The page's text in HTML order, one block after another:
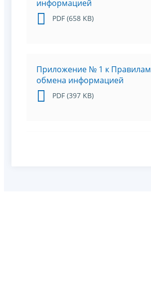
информацией
PDF (658 KB)
Приложение № 1 к Правилам
обмена информацией
PDF (397 KB)